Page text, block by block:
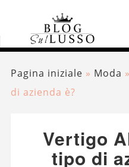
Pagina iniziale » Moda »
di azienda è?
Vertigo
tipo di